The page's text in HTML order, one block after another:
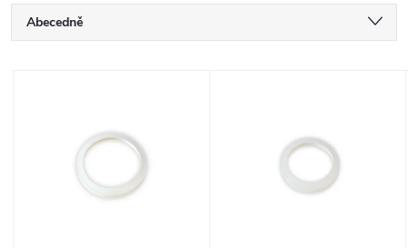
Ř
Abecedně
Nejprodávanější